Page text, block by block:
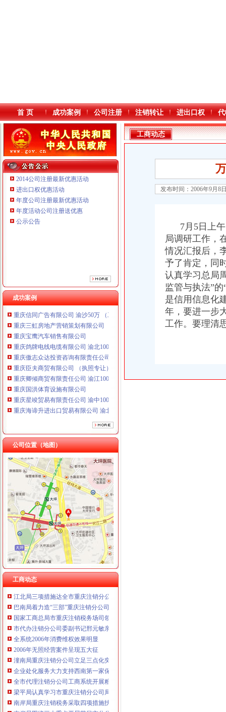
本站导航
首 页 成功案例 公司注册 注销转让 进出口权
2014公司注册最新优惠活动
进出口权优惠活动
年度公司注册最新优惠活动
年度活动公司注册送优惠
公示公告
成功案例
重庆鸽牌电线电缆有限公司 渝北10010万 (进出口权)
重庆星竣贸易有限责任公司 渝中100万 （进出口权）
重庆海谛升进出口贸易有限公司 渝北100万 （进出口权）
重庆奕欣锦诚商贸有限公司 渝九50万 （工商注册）
重庆信同广告有限公司 渝沙50万 （工商注册）
重庆三虹房地产营销策划有限公司
重庆宝鹰汽车销售有限公司
重庆鸽牌电线电缆有限公司 渝北10010万 (进出口权)
重庆傲志众达投资咨询有限责任公司 渝九1000万 （增资）
重庆臣夫商贸有限公司 （执照专让）
重庆卿倾商贸有限责任公司 渝江100万 （工商注册）
重庆国洪体育设施有限公司
重庆星竣贸易有限责任公司 渝中100万 （进出口权）
重庆海谛升进出口贸易有限公司 渝北100万 （进出口权）
重庆奕欣锦诚商贸有限公司 渝九50万 （工商注册）
重庆信同广告有限公司 渝沙50万 （工商注册）
重庆三虹房地产营销策划有限公司
重庆宝鹰汽车销售有限公司
公司位置（地图）
工商动态
工商动态
全市代理注销分公司区县局信用信息化岗位大练抽考和竞赛正式开考
北碚局代理注销分公司缙云工商所五项措施推进工商所12315分类监管平台应用
永川区出台实施品牌战略措施
垫江局重庆分公司注销采取一次告知措施提高年检效率
高新区局围绕“三项重点工作、两项突破工作”代办注销分公司谋划2007年工作
巴南局“三个加”代办注销分公司大力实施消费安全放心工程
市重庆注销分公司局高印平副巡视员到渝北局检查指导工作
江北局三项措施达全市重庆注销分公司工商工作会议精
巴南局着力造“三部”重庆注销分公司化办公室工作
国家工商总局市重庆注销税务场司领导到观音桥农贸市场视察工作
市代办注销分公司委副书记邢元敏亲切接见市工商局团总支等全国五四红旗团
全系统2006年消费维权效果明显
2006年无照经营案件呈现五大征
潼南局重庆注销分公司立足三点化突发事件预防机制
企业处化服务大力支持西南第一家保险公司成立
全市代理注销分公司工商系统开展粮油市场专项检查况
梁平局认真学习市重庆注销分公司局机关处级以上干部大会会议精
南岸局重庆注销税务采取四项措施扶持弱势群体
南岸局围绕三大重点开展节日市分公司营业执照注销场食品安全监管
工商动态
发布时间：2006年9月8
7月5日上午
局调研工作，
情况汇报后，
予了肯定，同
认真学习总局
监管与执法”
是信用信息化
年，要进一步
工作。要理清